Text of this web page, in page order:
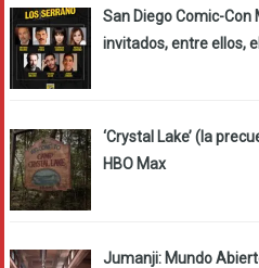
San Diego Comic-Con
invitados, entre ellos,
‘Crystal Lake’ (la
HBO Max
Jumanji: Mundo